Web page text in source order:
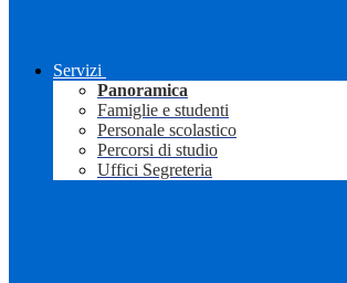
Servizi
Panoramica
Famiglie e studenti
Personale scolastico
Percorsi di studio
Uffici Segreteria